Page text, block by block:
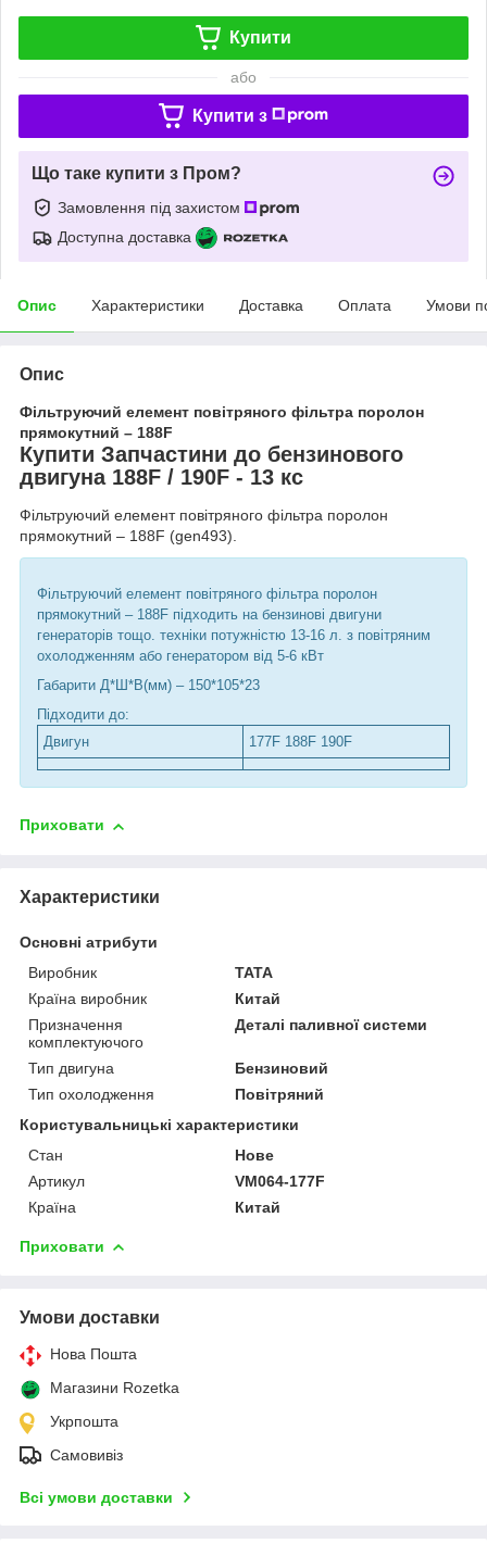
Купити
або
Купити з
Що таке купити з Пром?
Замовлення під захистом
Доступна доставка
Опис Характеристики Доставка Оплата Умови
Опис
Фільтруючий елемент повітряного фільтра поролон
прямокутний – 188F
Купити Запчастини до бензинового
двигуна 188F / 190F - 13 кс
Фільтруючий елемент повітряного фільтра поролон
прямокутний – 188F (gen493).
Фільтруючий елемент повітряного фільтра поролон
прямокутний – 188F підходить на бензинові двигуни
генераторів тощо. техніки потужністю 13-16 л. з повітряним
охолодженням або генератором від 5-6 кВт
Габарити Д*Ш*В(мм) – 150*105*23
Підходити до:
Двигун
177F 188F 190F
Приховати
Характеристики
Основні атрибути
Виробник
TATA
Країна виробник
Китай
Призначення
комплектуючого
Деталі паливної системи
Тип двигуна
Бензиновий
Тип охолодження
Повітряний
Користувальницькі характеристики
Cтан
Нове
Артикул
VM064-177F
Країна
Китай
Приховати
Умови доставки
Нова Пошта
Магазини Rozetka
Укрпошта
Самовивіз
Всі умови доставки